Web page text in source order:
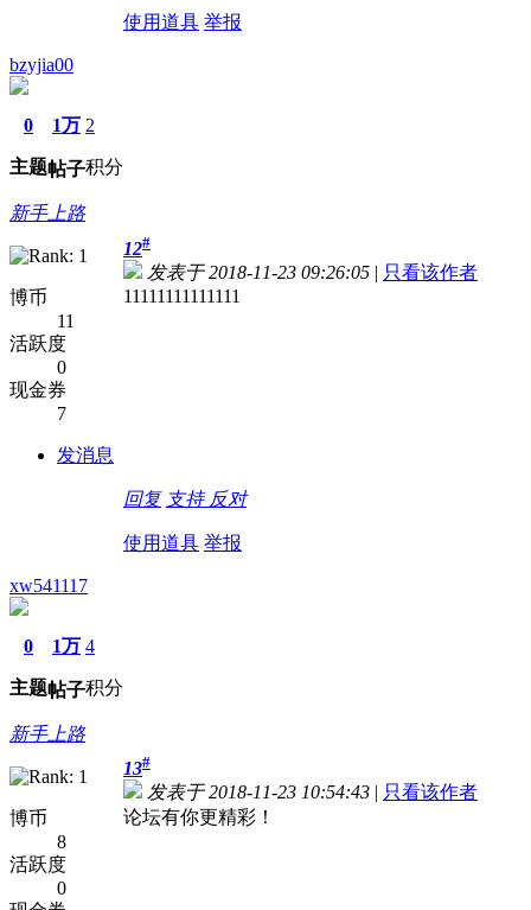
使用道具 举报
bzyjia00
0
主题
1万
帖子
2
积分
新手上路
博币
11
活跃度
0
现金券
7
发消息
12#
发表于 2018-11-23 09:26:05 | 只看该作者
11111111111111
回复 支持 反对
使用道具 举报
xw541117
0
主题
1万
帖子
4
积分
新手上路
博币
8
活跃度
0
13#
发表于 2018-11-23 10:54:43 | 只看该作者
论坛有你更精彩！